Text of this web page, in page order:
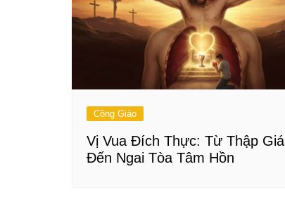
Công Giáo
Vị Vua Đích Thực: Từ Thập Giá
Đến Ngai Tòa Tâm Hồn